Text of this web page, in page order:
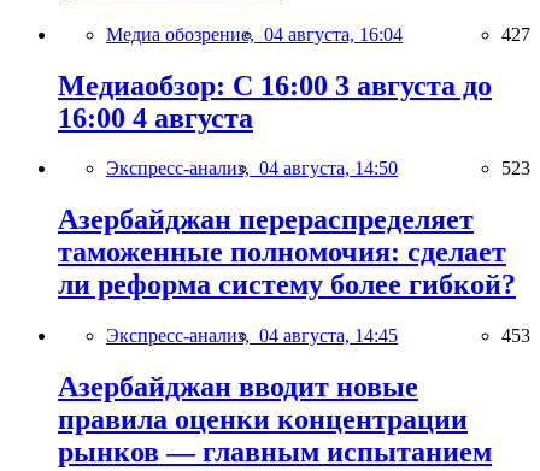
Медиа обозрение, 04 августа, 16:04 427
Медиаобзор: С 16:00 3 августа до
16:00 4 августа
Экспресс-анализ, 04 августа, 14:50 523
Азербайджан перераспределяет
таможенные полномочия: сделает
ли реформа систему более гибкой?
Экспресс-анализ, 04 августа, 14:45 453
Азербайджан вводит новые
правила оценки концентрации
рынков — главным испытанием